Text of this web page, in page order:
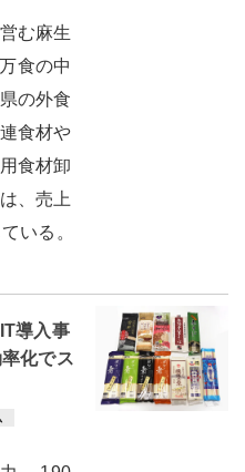
む麻生
食の中
の外食
食材や
食材卸
、売上
いる。
導入事
化でス